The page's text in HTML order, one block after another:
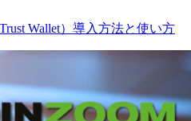
Wallet）導入方法と使い方